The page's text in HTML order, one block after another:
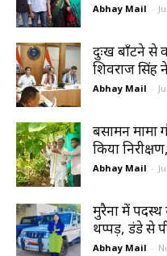
Abhay Mail -
दुःख बाँटने से
शिवराज सिंह
Abhay Mail -
बसामन मामा
किया
Abhay Mail -
मुरैना में पदस्थ
थप्पड़, डंडे से
Abhay Mail -